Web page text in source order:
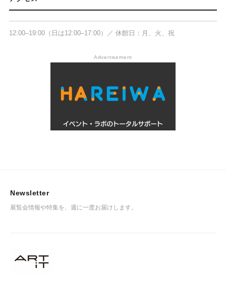
島ビル1F
12:00–19:00（日は12:00–17:00）／ 休館日：月、火、祝
Advertisement
Newsletter
展覧会情報や特集を、週に一度お届けします。